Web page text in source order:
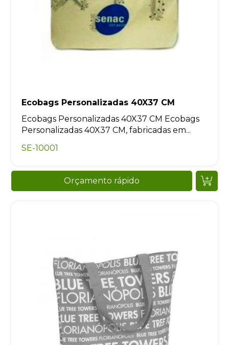
Ecobags Personalizadas 40X37 CM
Ecobags Personalizadas 40X37 CM Ecobags
Personalizadas 40X37 CM, fabricadas em...
SE-10001
Orçamento rápido